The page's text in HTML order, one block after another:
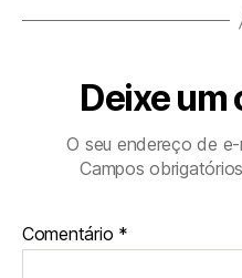
Deixe
O seu endereço de
Campos
Comentário *